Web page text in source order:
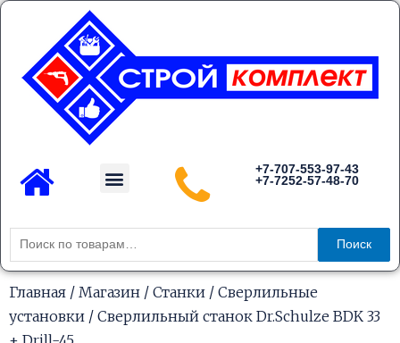
Перейти
содержимому
Menu
+7-707-553-97-43
+7-7252-57-48-70
Искать:
Поиск
Главная / Магазин / Станки / Сверлильные
установки / Сверлильный станок Dr.Schulze BDK 33